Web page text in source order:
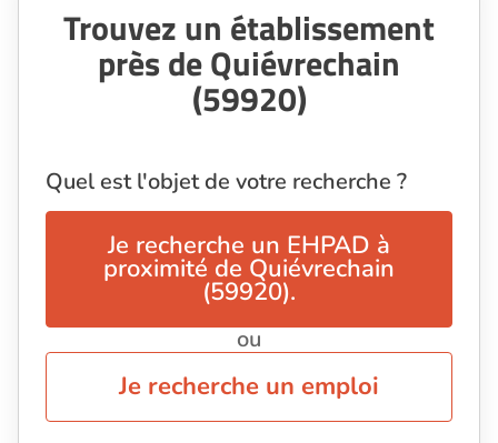
Trouvez un établissement
près de Quiévrechain
(59920)
Quel est l'objet de votre recherche ?
Je recherche un EHPAD à
proximité de Quiévrechain
(59920).
ou
Je recherche un emploi